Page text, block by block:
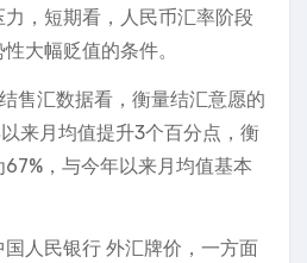
，短期看，人民币汇率阶段
大幅贬值的条件。
售汇数据看，衡量结汇意愿的
来月均值提升3个百分点，衡
，与今年以来月均值基本
人民银行 外汇牌价，一方面